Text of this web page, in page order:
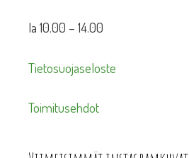
la 10.00 – 14.00
Tietosuojaseloste
Toimitusehdot